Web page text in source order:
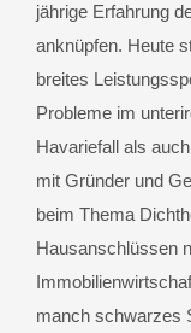
jährige Erfahrung
anknüpfen. Heute
breites
Probleme im
Havariefall als
mit Gründer und
beim Thema
Hausanschlüssen
manch schwarzes